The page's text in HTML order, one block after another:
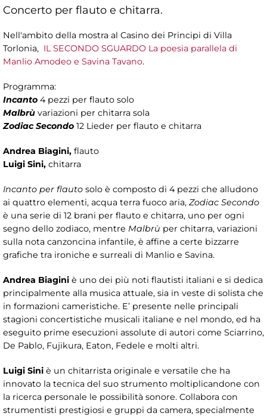
Concerto per flauto e chitarra.
Nell'ambito della mostra al Casino dei Principi di Villa
Torlonia, IL SECONDO SGUARDO La poesia parallela di
Manlio Amodeo e Savina Tavano.
Programma:
Incanto 4 pezzi per flauto solo
Malbrù variazioni per chitarra sola
Zodiac Secondo 12 Lieder per flauto e chitarra
Andrea Biagini, flauto
Luigi Sini, chitarra
Incanto per flauto solo è composto di 4 pezzi che alludono
ai quattro elementi, acqua terra fuoco aria, Zodiac Secondo
è una serie di 12 brani per flauto e chitarra, uno per ogni
segno dello zodiaco, mentre Malbrù per chitarra, variazioni
sulla nota canzoncina infantile, è affine a certe bizzarre
grafiche tra ironiche e surreali di Manlio e Savina.
Andrea Biagini è uno dei più noti flautisti italiani e si dedica
principalmente alla musica attuale, sia in veste di solista che
in formazioni cameristiche. E’ presente nelle principali
stagioni concertistiche musicali italiane e nel mondo, ed ha
eseguito prime esecuzioni assolute di autori come Sciarrino,
De Pablo, Fujikura, Eaton, Fedele e molti altri.
Luigi Sini è un chitarrista originale e versatile che ha
innovato la tecnica del suo strumento moltiplicandone con
la ricerca personale le possibilità sonore. Collabora con
strumentisti prestigiosi e gruppi da camera, specialmente